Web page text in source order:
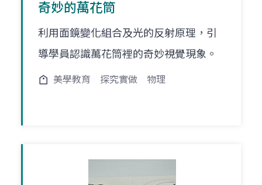
奇妙的萬花筒
利用面鏡變化組合及光的反射原理，引
導學員認識萬花筒裡的奇妙視覺現象。
美學教育 探究實做 物理